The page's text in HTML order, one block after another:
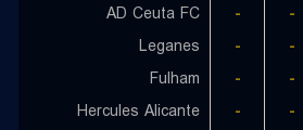
AD Ceuta FC
- -
Leganes
- -
Fulham
- -
Hercules Alicante
- -